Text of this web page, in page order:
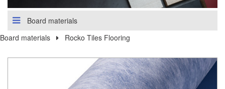
Board materials
Board materials
Rocko Tiles Flooring